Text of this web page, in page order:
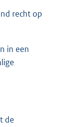
recht op
in een
de